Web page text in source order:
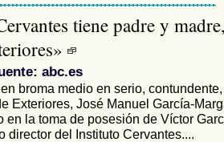
tiene padre y
abc.es
broma medio en serio,
Exteriores, José Manuel García-
en la toma de posesión de Víctor
director del Instituto Cervantes....